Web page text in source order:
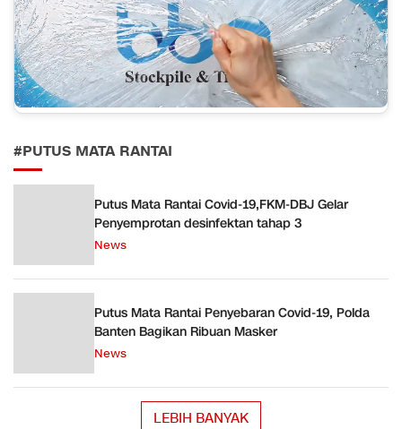
#PUTUS MATA RANTAI
Putus Mata Rantai Covid-19,FKM-DBJ Gelar
Penyemprotan desinfektan tahap 3
News
Putus Mata Rantai Penyebaran Covid-19, Polda
Banten Bagikan Ribuan Masker
News
LEBIH BANYAK